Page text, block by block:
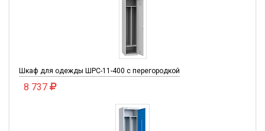
Шкаф для одежды ШРС-11-400 с перегородкой
8 737